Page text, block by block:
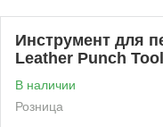
Инструмент для
Leather Punch Tool
В наличии
Розница